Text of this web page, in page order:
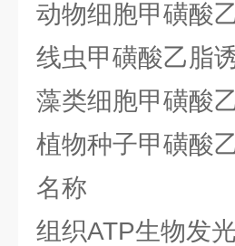
动物细胞甲磺酸
线虫甲磺酸乙脂
藻类细胞甲磺酸
植物种子甲磺酸
名称
组织ATP生物发